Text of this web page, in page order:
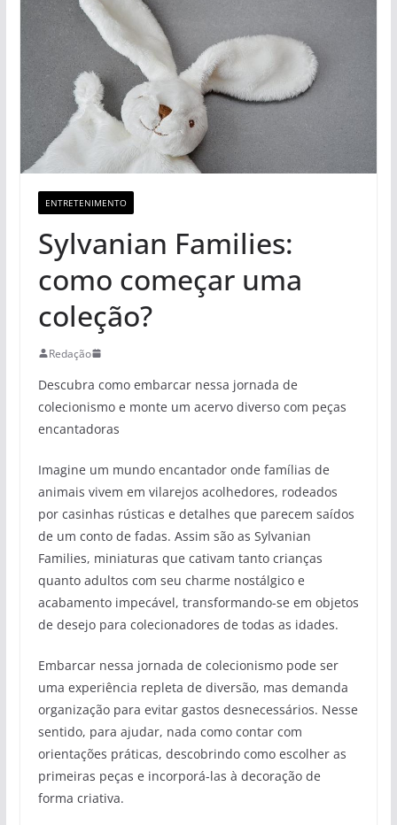
ENTRETENIMENTO
Sylvanian Families:
como começar uma
coleção?
Redação
Descubra como embarcar nessa jornada de
colecionismo e monte um acervo diverso com peças
encantadoras
Imagine um mundo encantador onde famílias de
animais vivem em vilarejos acolhedores, rodeados
por casinhas rústicas e detalhes que parecem saídos
de um conto de fadas. Assim são as Sylvanian
Families, miniaturas que cativam tanto crianças
quanto adultos com seu charme nostálgico e
acabamento impecável, transformando-se em objetos
de desejo para colecionadores de todas as idades.
Embarcar nessa jornada de colecionismo pode ser
uma experiência repleta de diversão, mas demanda
organização para evitar gastos desnecessários. Nesse
sentido, para ajudar, nada como contar com
orientações práticas, descobrindo como escolher as
primeiras peças e incorporá-las à decoração de
forma criativa.